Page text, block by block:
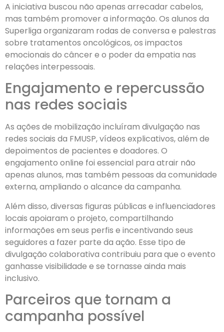
A iniciativa buscou não apenas arrecadar cabelos,
mas também promover a informação. Os alunos da
Superliga organizaram rodas de conversa e palestras
sobre tratamentos oncológicos, os impactos
emocionais do câncer e o poder da empatia nas
relações interpessoais.
Engajamento e repercussão
nas redes sociais
As ações de mobilização incluíram divulgação nas
redes sociais da FMUSP, vídeos explicativos, além de
depoimentos de pacientes e doadores. O
engajamento online foi essencial para atrair não
apenas alunos, mas também pessoas da comunidade
externa, ampliando o alcance da campanha.
Além disso, diversas figuras públicas e influenciadores
locais apoiaram o projeto, compartilhando
informações em seus perfis e incentivando seus
seguidores a fazer parte da ação. Esse tipo de
divulgação colaborativa contribuiu para que o evento
ganhasse visibilidade e se tornasse ainda mais
inclusivo.
Parceiros que tornam a
campanha possível